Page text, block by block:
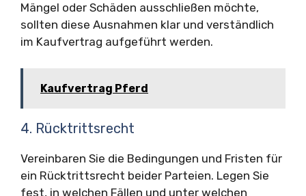
Mängel oder Schäden ausschließen möchte,
sollten diese Ausnahmen klar und verständlich
im Kaufvertrag aufgeführt werden.
Kaufvertrag Pferd
4. Rücktrittsrecht
Vereinbaren Sie die Bedingungen und Fristen für
ein Rücktrittsrecht beider Parteien. Legen Sie
fest, in welchen Fällen und unter welchen